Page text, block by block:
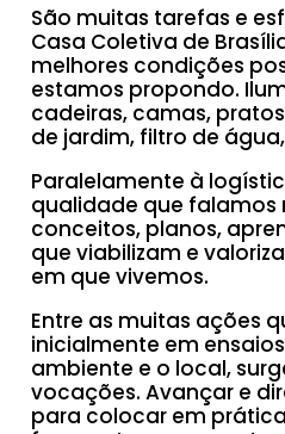
São muitas tarefas e
Casa Coletiva de
melhores condições
estamos propondo.
cadeiras, camas,
de jardim, filtro de
Paralelamente à
qualidade que falamos
conceitos, planos,
que viabilizam e
em que vivemos.
Entre as muitas ações
inicialmente em
ambiente e o local,
vocações. Avançar e
para colocar em